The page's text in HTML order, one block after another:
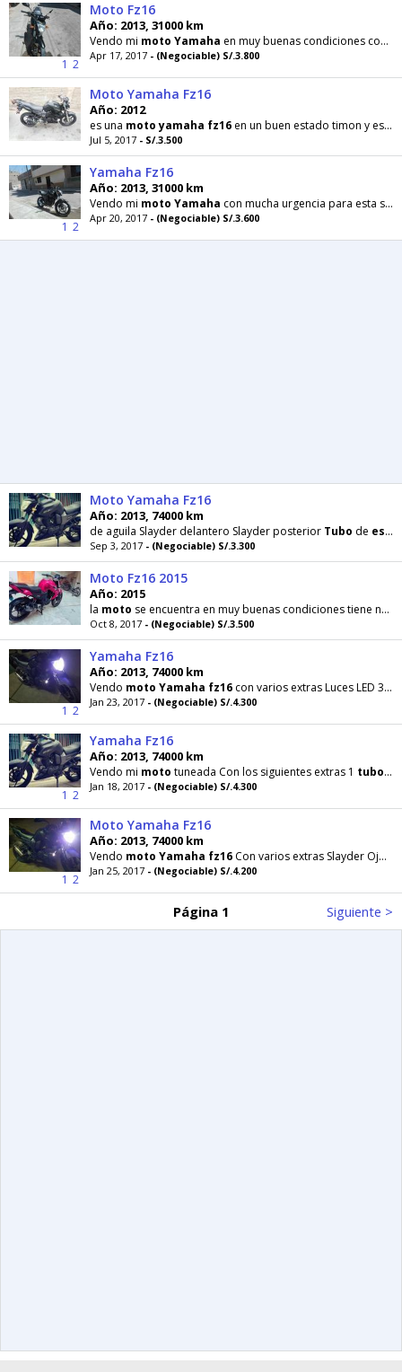
1 2
Moto Fz16
Año: 2013, 31000 km
Vendo mi moto Yamaha en muy buenas condiciones con algunas modificaciones
Apr 17, 2017 - (Negociable) S/.3.800
Moto Yamaha Fz16
Año: 2012
es una moto yamaha fz16 en un buen estado timon y espejos deportivos
Jul 5, 2017 - S/.3.500
1 2
Yamaha Fz16
Año: 2013, 31000 km
Vendo mi moto Yamaha con mucha urgencia para esta semana..La
Apr 20, 2017 - (Negociable) S/.3.600
Moto Yamaha Fz16
Año: 2013, 74000 km
de aguila Slayder delantero Slayder posterior Tubo de escape
Sep 3, 2017 - (Negociable) S/.3.300
Moto Fz16 2015
Año: 2015
la moto se encuentra en muy buenas condiciones tiene nuevo sistema de arratre ,
Oct 8, 2017 - (Negociable) S/.3.500
1 2
Yamaha Fz16
Año: 2013, 74000 km
Vendo moto Yamaha fz16 con varios extras Luces LED 3000 luminens Ojos de aguila Quilla Timón
Jan 23, 2017 - (Negociable) S/.4.300
1 2
Yamaha Fz16
Año: 2013, 74000 km
Vendo mi moto tuneada Con los siguientes extras 1 tubode
Jan 18, 2017 - (Negociable) S/.4.300
1 2
Moto Yamaha Fz16
Año: 2013, 74000 km
Vendo moto Yamaha fz16 Con varios extras Slayder Ojos de aguila Quilla Exploradoras Timón deportivo
Jan 25, 2017 - (Negociable) S/.4.200
Página 1 Siguiente >